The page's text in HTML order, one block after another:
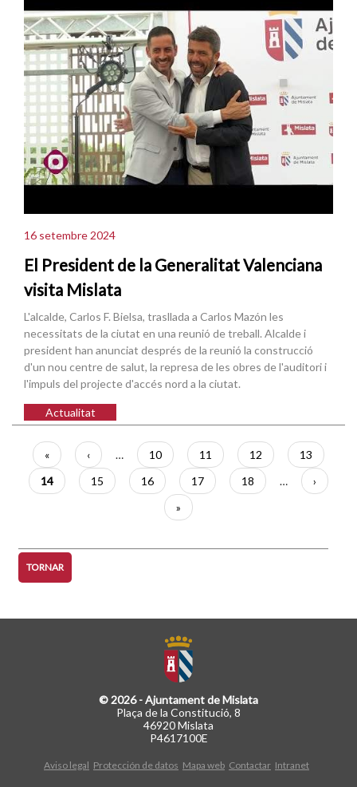
16 setembre 2024
El President de la Generalitat Valenciana
visita Mislata
L'alcalde, Carlos F. Bielsa, trasllada a Carlos Mazón les
necessitats de la ciutat en una reunió de treball. Alcalde i
president han anunciat després de la reunió la construcció
d'un nou centre de salut, la represa de les obres de l'auditori i
l'impuls del projecte d'accés nord a la ciutat.
Actualitat
Paginació
Primera
pàgina
«
Pàgina
anterior
‹ … Pàgina
10 Pàgina
11 Pàgina
12 Pàgina
13
Pàgina
actual
14 Pàgina
15 Pàgina
16 Pàgina
17 Pàgina
18 …
Pàgina
següent
›
Última
pàgina
»
TORNAR
© 2026 - Ajuntament de Mislata
Plaça de la Constitució, 8
46920 Mislata
P4617100E
Aviso legal Protección de datos Mapa web Contactar Intranet